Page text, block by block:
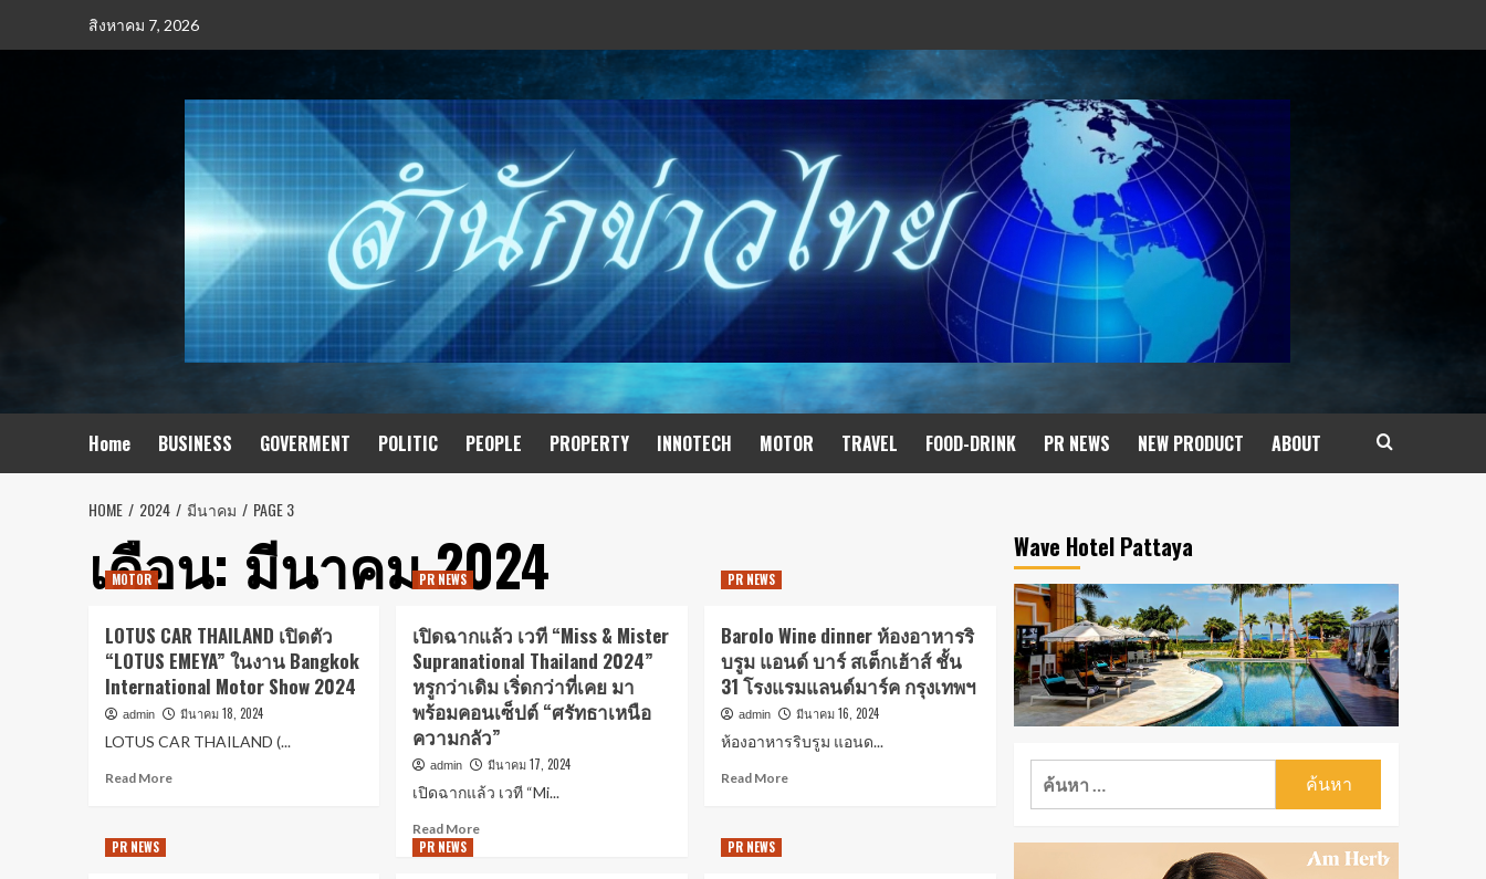
สิงหาคม 7, 2026
Home BUSINESS​ GOVERMENT POLITIC PEOPLE PROPERTY INNOTECH MOTOR TRAVEL FOOD-DRINK PR NEWS NEW PRODUCT​ ABOUT
HOME 2024 มีนาคม PAGE 3
เดือน: มีนาคม 2024
MOTOR
LOTUS CAR THAILAND เปิดตัว
“LOTUS EMEYA” ในงาน Bangkok
International Motor Show 2024
admin มีนาคม 18, 2024
LOTUS CAR THAILAND (...
Read More
PR NEWS
เปิดฉากแล้ว เวที “Miss & Mister
Supranational Thailand 2024”
หรูกว่าเดิม เริ่ดกว่าที่เคย มา
พร้อมคอนเซ็ปต์ “ศรัทธาเหนือ
ความกลัว”
admin มีนาคม 17, 2024
เปิดฉากแล้ว เวที “Mi...
Read More
PR NEWS
Barolo Wine dinner ห้องอาหารริ
บรูม แอนด์ บาร์ สเต็กเฮ้าส์ ชั้น
31 โรงแรมแลนด์มาร์ค กรุงเทพฯ
admin มีนาคม 16, 2024
ห้องอาหารริบรูม แอนด...
Read More
PR NEWS PR NEWS PR NEWS
Wave Hotel Pattaya